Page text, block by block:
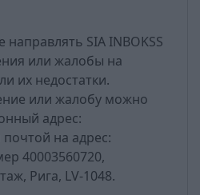
SIA INBOKSS
или жалобы на
их недостатки.
или жалобу можно
адрес:
почтой на адрес:
40003560720,
Рига, LV-1048.